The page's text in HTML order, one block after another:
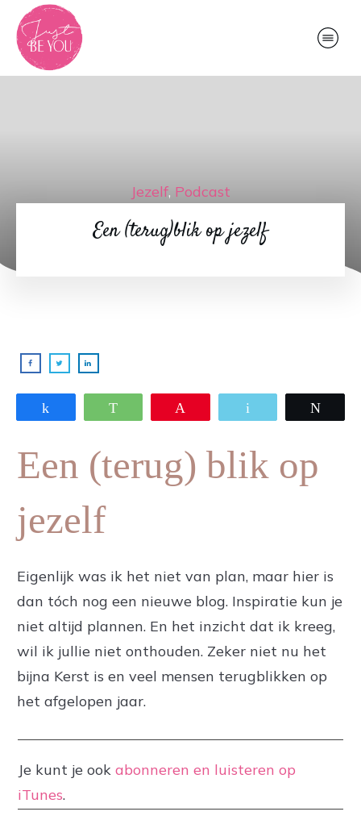
Jezelf, Podcast
Een (terug)blik op jezelf
WhatsApp
Een (terug) blik op
jezelf
Eigenlijk was ik het niet van plan, maar hier is
dan tóch nog een nieuwe blog. Inspiratie kun je
niet altijd plannen. En het inzicht dat ik kreeg,
wil ik jullie niet onthouden. Zeker niet nu het
bijna Kerst is en veel mensen terugblikken op
het afgelopen jaar.
Je kunt je ook abonneren en luisteren op
iTunes.